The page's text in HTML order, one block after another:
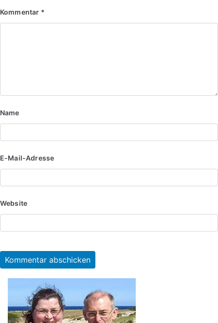
Kommentar *
Name
E-Mail-Adresse
Website